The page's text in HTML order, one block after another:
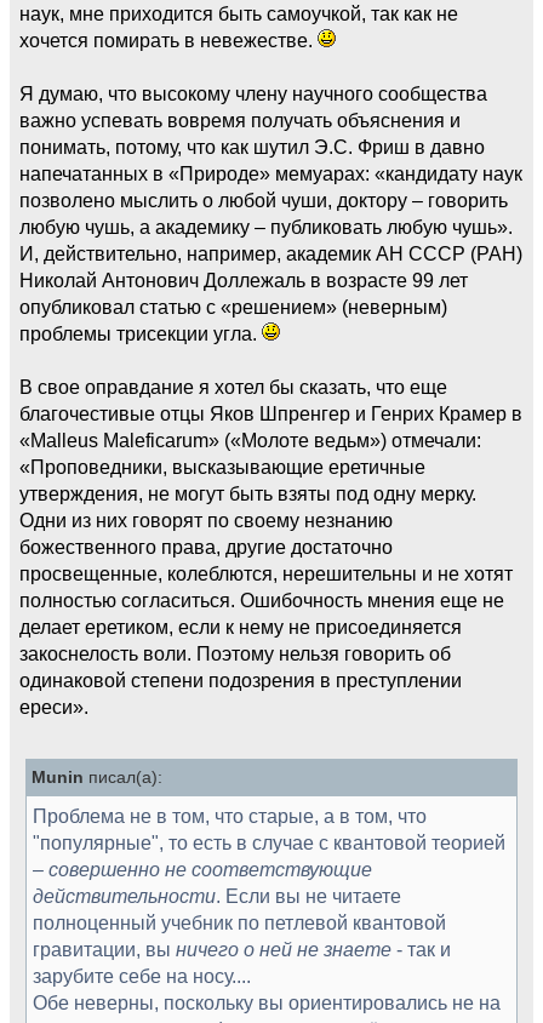
наук, мне приходится быть самоучкой, так как не
хочется помирать в невежестве.
Я думаю, что высокому члену научного сообщества
важно успевать вовремя получать объяснения и
понимать, потому, что как шутил Э.С. Фриш в давно
напечатанных в «Природе» мемуарах: «кандидату наук
позволено мыслить о любой чуши, доктору – говорить
любую чушь, а академику – публиковать любую чушь».
И, действительно, например, академик АН СССР (РАН)
Николай Антонович Доллежаль в возрасте 99 лет
опубликовал статью с «решением» (неверным)
проблемы трисекции угла.
В свое оправдание я хотел бы сказать, что еще
благочестивые отцы Яков Шпренгер и Генрих Крамер в
«Malleus Maleficarum» («Молоте ведьм») отмечали:
«Проповедники, высказывающие еретичные
утверждения, не могут быть взяты под одну мерку.
Одни из них говорят по своему незнанию
божественного права, другие достаточно
просвещенные, колеблются, нерешительны и не хотят
полностью согласиться. Ошибочность мнения еще не
делает еретиком, если к нему не присоединяется
закоснелость воли. Поэтому нельзя говорить об
одинаковой степени подозрения в преступлении
ереси».
Munin писал(а):
Проблема не в том, что старые, а в том, что
"популярные", то есть в случае с квантовой теорией
– совершенно не соответствующие
действительности. Если вы не читаете
полноценный учебник по петлевой квантовой
гравитации, вы ничего о ней не знаете - так и
зарубите себе на носу....
Обе неверны, поскольку вы ориентировались не на